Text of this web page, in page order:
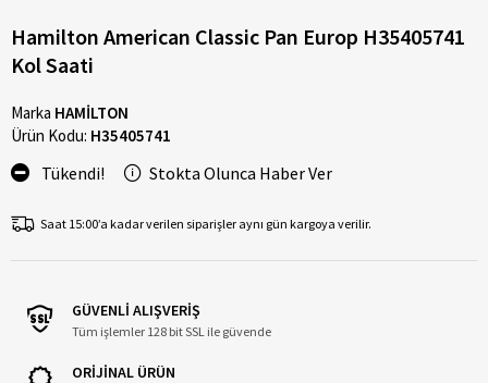
Hamilton American Classic Pan Europ H35405741
Kol Saati
Marka HAMİLTON
Ürün Kodu: H35405741
Tükendi! Stokta Olunca Haber Ver
Saat 15:00’a kadar verilen siparişler aynı gün kargoya verilir.
GÜVENLİ ALIŞVERİŞ
Tüm işlemler 128 bit SSL ile güvende
ORİJİNAL ÜRÜN